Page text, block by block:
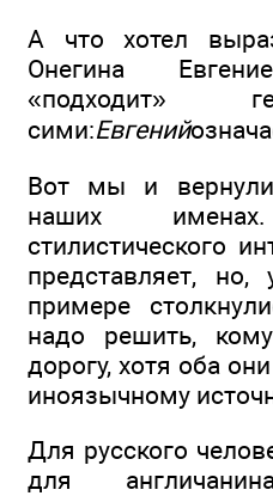
А что хотел
Онегина
«подходит»
сими:Евгений
Вот мы и
наших именах.
стилистического
представляет,
примере
надо решить,
дорогу, хотя оба
иноязычному
Для русского
для